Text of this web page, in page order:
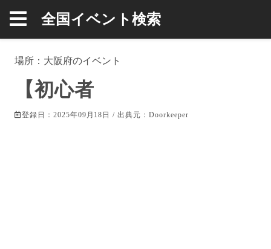
全国イベント検索
場所： 大阪府のイベント
【初心者
登録日：2025年09月18日 / 出典元：Doorkeeper